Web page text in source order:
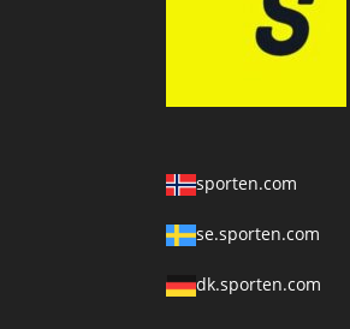
sporten.com
se.sporten.com
dk.sporten.com